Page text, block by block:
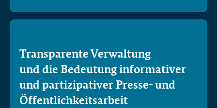
Transparente Verwaltung
und die Bedeutung informativer
und partizipativer Presse- und
Öffentlichkeitsarbeit